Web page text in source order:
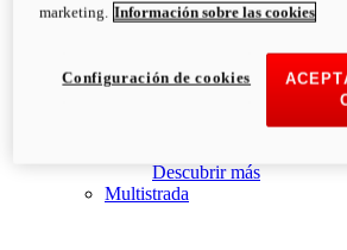
Monster +
newMonster 100
Descubrir más
Multistrada
marketing. Información sobre las cookies
Configuración de cookies